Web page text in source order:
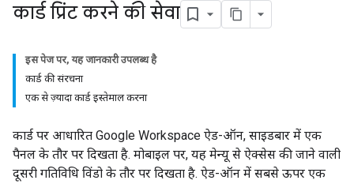
कार्ड प्रिंट करने की सेवा
इस पेज पर, यह जानकारी उपलब्ध है
कार्ड की संरचना
एक से ज़्यादा कार्ड इस्तेमाल करना
कार्ड पर आधारित Google Workspace ऐड-ऑन, साइडबार में एक
पैनल के तौर पर दिखता है. मोबाइल पर, यह मेन्यू से ऐक्सेस की जाने वाली
दूसरी गतिविधि विंडो के तौर पर दिखता है. ऐड-ऑन में सबसे ऊपर एक